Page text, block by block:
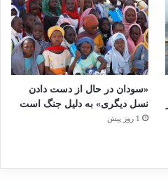
«سودان در حال از دست دادن
نسل دیگری» به دلیل جنگ است
1 روز پیش